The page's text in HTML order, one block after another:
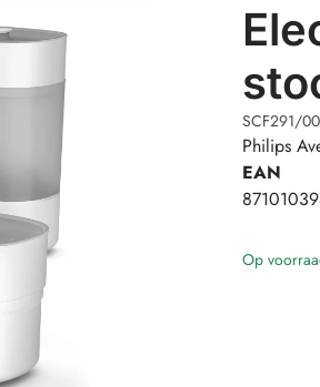
SCF291/00
Philips
EAN
Op